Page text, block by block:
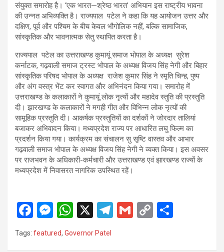
संयुक्त समारोह है। ‘एक भारत—श्रेष्ठ भारत’ अभियान इस राष्ट्रीय भावना
की उन्नत अभिव्यक्ति है। राज्यपाल पटेल ने कहा कि यह आयोजन उत्तर और
दक्षिण, पूर्व और पश्चिम के बीच केवल भौगोलिक नहीं, बल्कि सामाजिक,
सांस्कृतिक और भावनात्मक सेतु स्थापित करता है।
राज्यपाल पटेल का उत्तराखण्ड कुमायूं समाज भोपाल के अध्यक्ष सुरेश
कर्नाटक, गढ़वाली समाज ट्रस्ट भोपाल के अध्यक्ष विजय सिंह नेगी और बिहार
सांस्कृतिक परिषद भोपाल के अध्यक्ष राजेश कुमार सिंह ने स्मृति चिन्ह, पुष्प
और अंग वस्त्र भेंट कर स्वागत और अभिनंदन किया गया। समारोह में
उत्तराखण्ड के कलाकारों ने कुमायूं लोक नृत्यों और महादेव स्तुति की प्रस्तुति
दी। झारखण्ड के कलाकारों ने मगही गीत और विभिन्न लोक नृत्यों की
सामूहिक प्रस्तुति दी। आकर्षक प्रस्तुतियों का दर्शकों ने जोरदार तालियां
बजाकर अभिवादन किया। मध्यप्रदेश राज्य पर आधारित लघु फिल्म का
प्रदर्शन किया गया। कार्यक्रम का संचालन सु सृष्टि वास्तव और आभार
गढ़वाली समाज भोपाल के अध्यक्ष विजय सिंह नेगी ने व्यक्त किया। इस अवसर
पर राजभवन के अधिकारी-कर्मचारी और उत्तराखण्ड एवं झारखण्ड राज्यों के
मध्यप्रदेश में निवासरत नागरिक उपस्थित रहें।
F
a
ce
M
es
se
W
at
X
T
G
C
Tags: featured, Governor Patel